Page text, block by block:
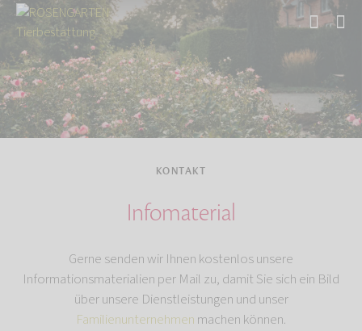
Start Kontakt
KONTAKT
Infomaterial
Gerne senden wir Ihnen kostenlos unsere
Informationsmaterialien per Mail zu, damit Sie sich ein Bild
über unsere Dienstleistungen und unser
Familienunternehmen machen können.